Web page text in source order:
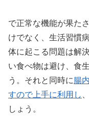
で正常な機能が果た
けでなく、生活習慣
体に起こる問題は解
い食べ物は避け、食
う。それと同時に腸
すので上手に利用し
しょう。